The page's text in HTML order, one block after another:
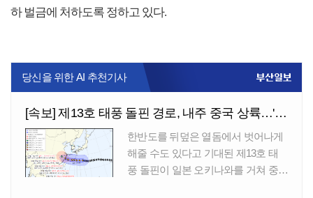
하 벌금에 처하도록 정하고 있다.